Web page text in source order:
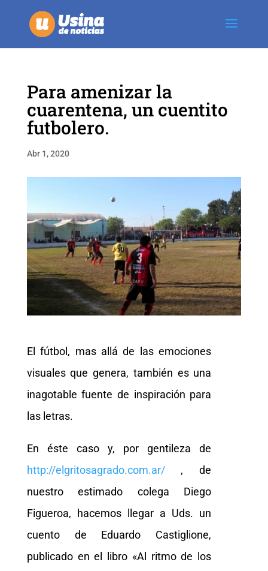
Para amenizar la
cuarentena, un cuentito
futbolero.
Abr 1, 2020
El fútbol, mas allá de las emociones
visuales que genera, también es una
inagotable fuente de inspiración para
las letras.
En éste caso y, por gentileza de
http://elgritosagrado.com.ar/, de
nuestro estimado colega Diego
Figueroa, hacemos llegar a Uds. un
cuento de Eduardo Castiglione,
publicado en el libro «Al ritmo de los